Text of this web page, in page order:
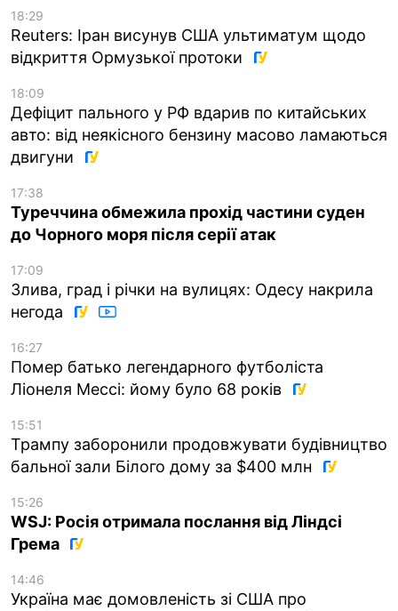
18:29
Reuters: Іран висунув США ультиматум щодо
відкриття Ормузької протоки
18:09
Дефіцит пального у РФ вдарив по китайських
авто: від неякісного бензину масово ламаються
двигуни
17:38
Туреччина обмежила прохід частини суден
до Чорного моря після серії атак
17:09
Злива, град і річки на вулицях: Одесу накрила
негода
16:27
Помер батько легендарного футболіста
Ліонеля Мессі: йому було 68 років
15:51
Трампу заборонили продовжувати будівництво
бальної зали Білого дому за $400 млн
15:26
WSJ: Росія отримала послання від Ліндсі
Грема
14:46
Україна має домовленість зі США про